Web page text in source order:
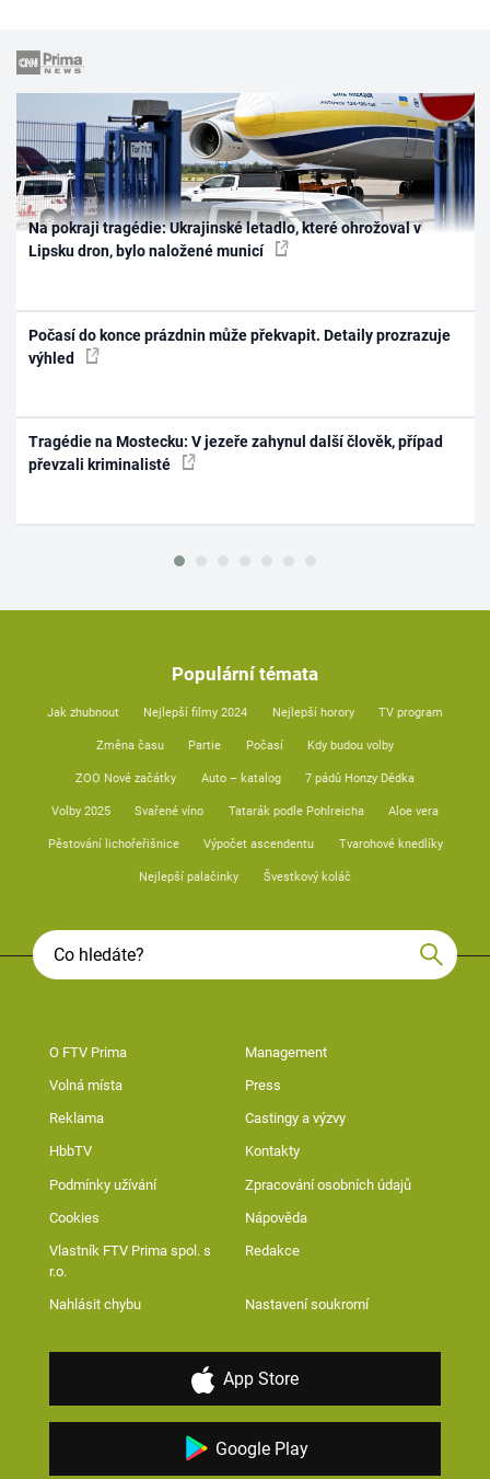
Na pokraji tragédie: Ukrajinské letadlo, které ohrožoval v
Lipsku dron, bylo naložené municí
Počasí do konce prázdnin může překvapit. Detaily prozrazuje
výhled
Tragédie na Mostecku: V jezeře zahynul další člověk, případ
převzali kriminalisté
Populární témata
Jak zhubnout Nejlepší filmy 2024 Nejlepší horory TV program
Změna času Partie Počasí Kdy budou volby
ZOO Nové začátky Auto – katalog 7 pádů Honzy Dědka
Volby 2025 Svařené víno Tatarák podle Pohlreicha Aloe vera
Pěstování lichořeřišnice Výpočet ascendentu Tvarohové knedlíky
Nejlepší palačinky Švestkový koláč
O FTV Prima Management
Volná místa Press
Reklama Castingy a výzvy
HbbTV Kontakty
Podmínky užívání Zpracování osobních údajů
Cookies Nápověda
Vlastník FTV Prima spol. s
r.o.
Redakce
Nahlásit chybu Nastavení soukromí
App Store
Google Play